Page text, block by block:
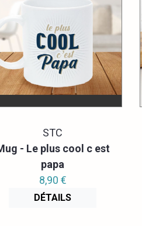
STC
- Le plus cool c est
papa
8,90 €
DÉTAILS